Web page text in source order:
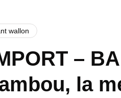
wallon
–
la